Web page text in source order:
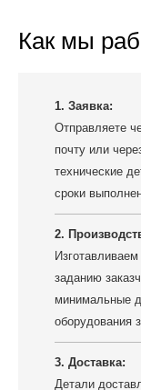
Как мы
1. Заявка:
Отправляете
почту или
технические
сроки
2.
заданию
минимальные
оборудования
3. Доставка:
Детали